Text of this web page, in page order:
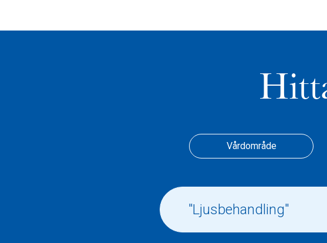
Vårdområde